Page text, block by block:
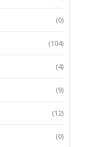
(0)
(104)
(4)
(9)
(12)
(0)